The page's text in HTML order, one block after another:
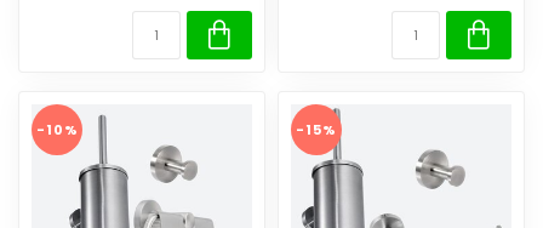
-10% -15%